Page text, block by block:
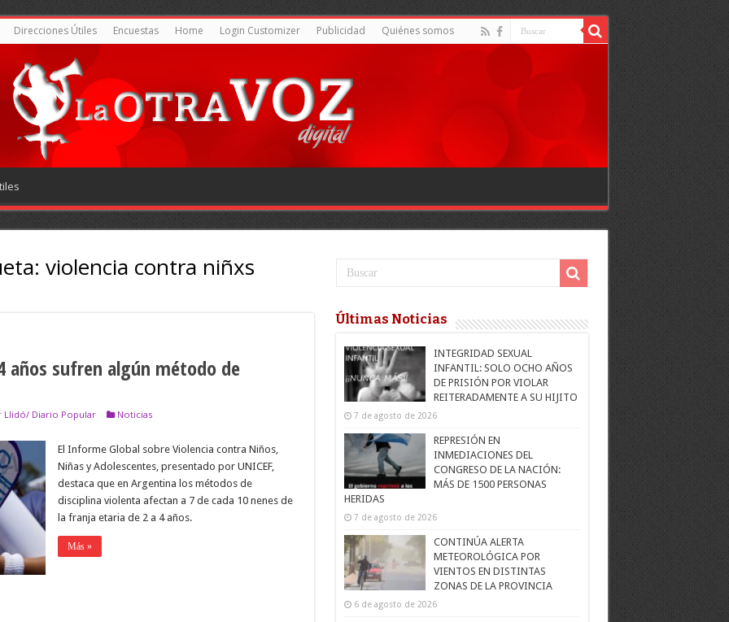
Direcciones Útiles Encuestas Home Login Customizer Publicidad Quiénes somos
violencia contra niñxs
años sufren algún método de
Llidó/ Diario Popular
Noticias
El Informe Global sobre Violencia contra Niños,
Niñas y Adolescentes, presentado por UNICEF,
destaca que en Argentina los métodos de
disciplina violenta afectan a 7 de cada 10 nenes de
la franja etaria de 2 a 4 años.
Más »
Últimas Noticias
INTEGRIDAD SEXUAL
INFANTIL: SOLO OCHO AÑOS
DE PRISIÓN POR VIOLAR
REITERADAMENTE A SU HIJITO
7 de agosto de 2026
REPRESIÓN EN
INMEDIACIONES DEL
CONGRESO DE LA NACIÓN:
MÁS DE 1500 PERSONAS
HERIDAS
7 de agosto de 2026
CONTINÚA ALERTA
METEOROLÓGICA POR
VIENTOS EN DISTINTAS
ZONAS DE LA PROVINCIA
6 de agosto de 2026